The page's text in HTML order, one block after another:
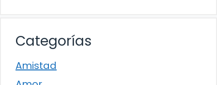
Categorías
Amistad